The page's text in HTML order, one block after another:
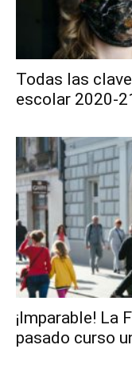
Todas las
escolar 2020-
¡Imparable! La
pasado curso